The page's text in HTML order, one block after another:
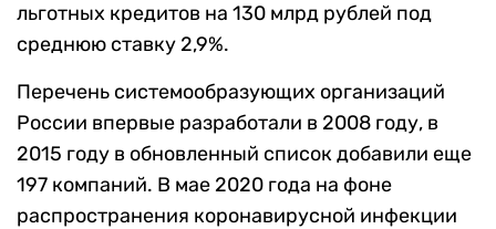
льготных кредитов на 130 млрд рублей под
среднюю ставку 2,9%.
Перечень системообразующих организаций
России впервые разработали в 2008 году, в
2015 году в обновленный список добавили еще
197 компаний. В мае 2020 года на фоне
распространения коронавирусной инфекции